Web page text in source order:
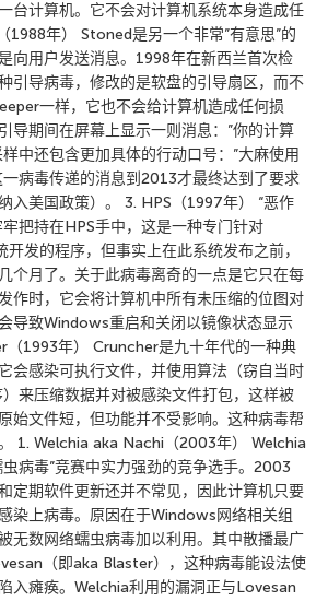
台计算机。它不会对计算机系统本身造成任
1988年） Stoned是另一个非常”有意思”的
向用户发送消息。1998年在新西兰首次检
引导病毒，修改的是软盘的引导扇区，而不
一样，它也不会给计算机造成任何损
导期间在屏幕上显示一则消息：”你的计算
中还包含更加具体的行动口号：”大麻使用
病毒传递的消息到2013才最终达到了要求
入美国政策）。 3. HPS（1997年） “恶作
把持在HPS手中，这是一种专门针对
发的程序，但事实上在此系统发布之前，
个月了。关于此病毒离奇的一点是它只在每
作时，它会将计算机中所有未压缩的位图对
导致Windows重启和关闭以镜像状态显示
（1993年） Cruncher是九十年代的一种典
会感染可执行文件，并使用算法（窃自当时
来压缩数据并对被感染文件打包，这样被
始文件短，但功能并不受影响。这种病毒帮
1. Welchia aka Nachi（2003年） Welchia
病毒”竞赛中实力强劲的竞争选手。2003
定期软件更新还并不常见，因此计算机只要
染上病毒。原因在于Windows网络相关组
无数网络蠕虫病毒加以利用。其中散播最广
（即aka Blaster），这种病毒能设法使
入瘫痪。Welchia利用的漏洞正与Lovesan